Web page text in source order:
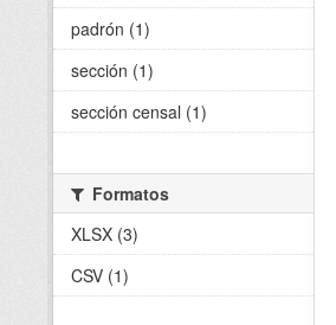
padrón (1)
sección (1)
sección censal (1)
Formatos
XLSX (3)
CSV (1)